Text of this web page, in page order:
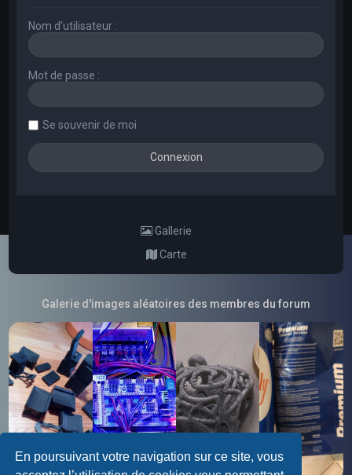
En poursuivant votre navigation sur ce site, vous
Nom d’utilisateur :
Mot de passe :
Se souvenir de moi
Gallerie
Carte
Galerie d'images aléatoires des membres du forum